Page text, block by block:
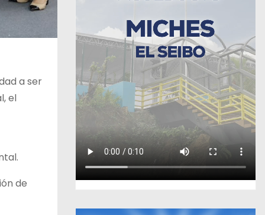
a ser
el
de